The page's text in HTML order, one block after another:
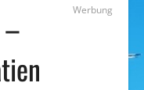
Werbung